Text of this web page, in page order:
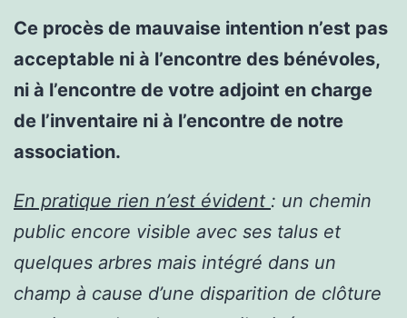
Ce procès de mauvaise intention n’est pas
acceptable ni à l’encontre des bénévoles,
ni à l’encontre de votre adjoint en charge
de l’inventaire ni à l’encontre de notre
association.
En pratique rien n’est évident : un chemin
public encore visible avec ses talus et
quelques arbres mais intégré dans un
champ à cause d’une disparition de clôture